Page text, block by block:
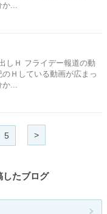
...
しＨ フライデー報道の動
Ｈしている動画が広まっ
...
5 >
したブログ